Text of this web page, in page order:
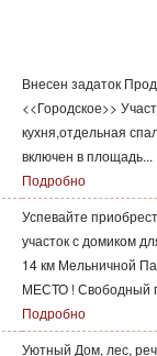
Внесен задаток
<<Городское>>
кухня,отдельная
включен в площадь...
Подробно
Успевайте
участок с домиком
14 км Мельничной
МЕСТО ! Свободный
Подробно
Уютный Дом, лес,